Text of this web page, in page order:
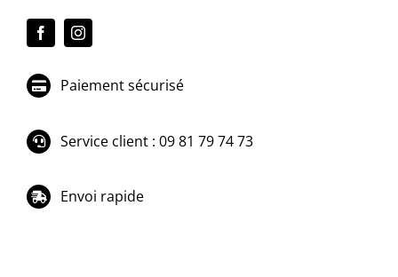
Paiement sécurisé
Service client : 09 81 79 74 73
Envoi rapide